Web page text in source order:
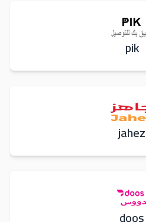
pik
jahez
doos